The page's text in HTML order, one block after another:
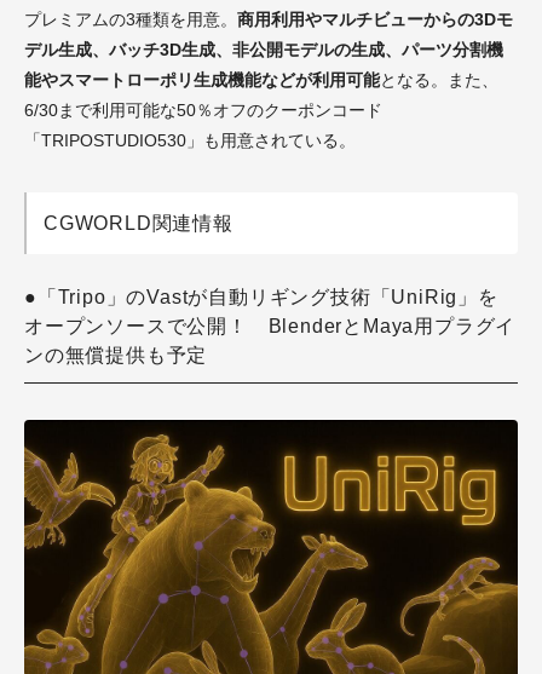
プレミアムの3種類を用意。 商用利用やマルチビューからの3Dモ
デル生成、バッチ3D生成、非公開モデルの生成、パーツ分割機
能やスマートローポリ生成機能などが利用可能となる。また、
6/30まで利用可能な50％オフのクーポンコード
「TRIPOSTUDIO530」も用意されている。
CGWORLD関連情報
●「Tripo」のVastが自動リギング技術「UniRig」を
オープンソースで公開！ BlenderとMaya用プラグイ
ンの無償提供も予定